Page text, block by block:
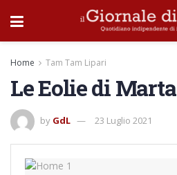
Home Tam Tam Lipari
Le Eolie di Marta
by GdL 23 Luglio 2021